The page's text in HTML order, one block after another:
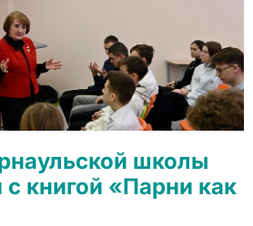
школы
книгой «Парни как